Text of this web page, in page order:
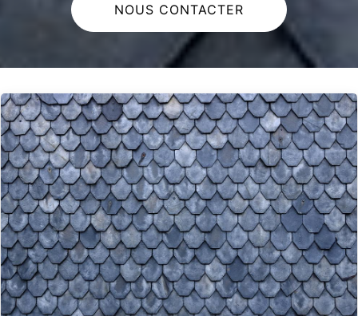
NOUS CONTACTER